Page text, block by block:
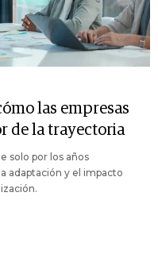
las empresas
de la trayectoria
solo por los años
adaptación y el impacto